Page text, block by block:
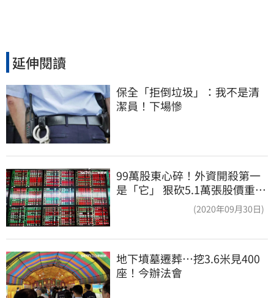
延伸閱讀
保全「拒倒垃圾」：我不是清
潔員！下場慘
99萬股東心碎！外資開殺第一
是「它」 狠砍5.1萬張股價重挫
(2020年09月30日)
地下墳墓遷葬…挖3.6米見400
座！今辦法會